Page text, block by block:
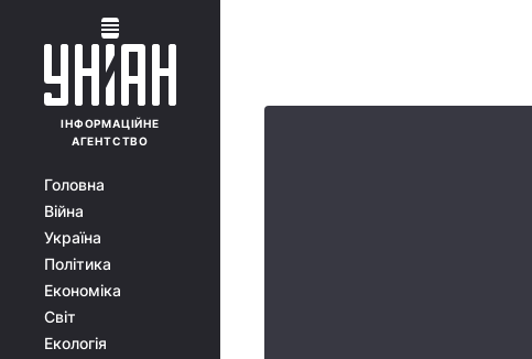
ІНФОРМАЦІЙНЕ
АГЕНТСТВО
Головна
Війна
Україна
Політика
Економіка
Світ
Екологія